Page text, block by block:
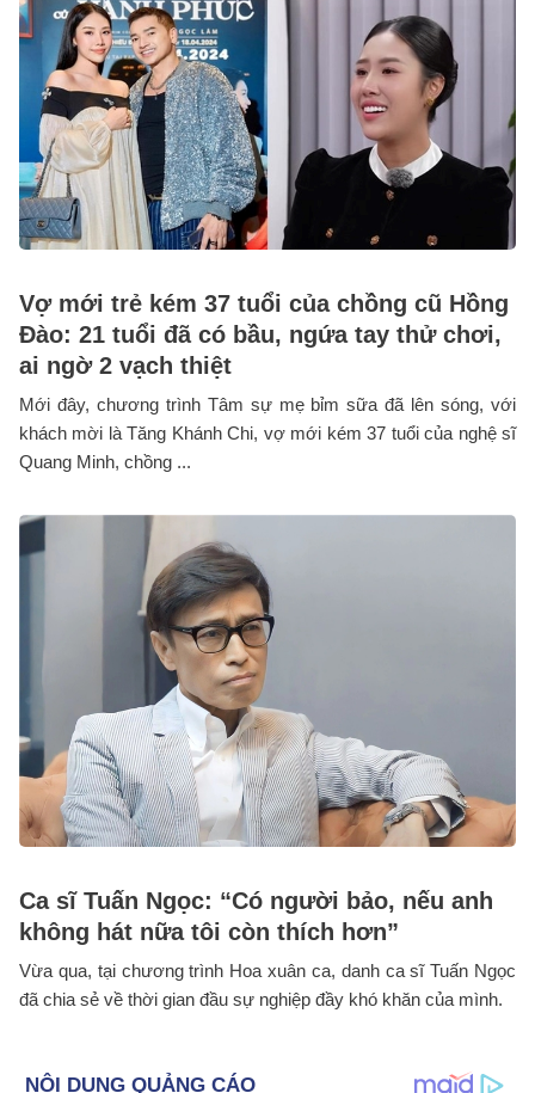
Vợ mới trẻ kém 37 tuổi của chồng cũ Hồng
Đào: 21 tuổi đã có bầu, ngứa tay thử chơi,
ai ngờ 2 vạch thiệt
Mới đây, chương trình Tâm sự mẹ bỉm sữa đã lên sóng, với
khách mời là Tăng Khánh Chi, vợ mới kém 37 tuổi của nghệ sĩ
Quang Minh, chồng ...
Ca sĩ Tuấn Ngọc: “Có người bảo, nếu anh
không hát nữa tôi còn thích hơn”
Vừa qua, tại chương trình Hoa xuân ca, danh ca sĩ Tuấn Ngọc
đã chia sẻ về thời gian đầu sự nghiệp đầy khó khăn của mình.